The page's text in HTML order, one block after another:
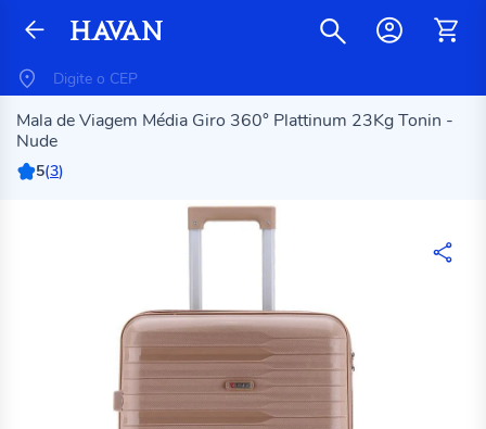
Mala de Viagem Média Giro 360° Plattinum 23Kg Tonin -
Nude
5(3)